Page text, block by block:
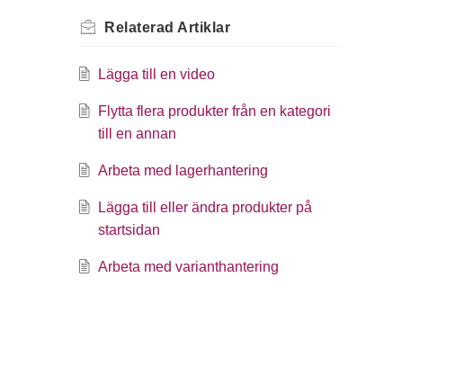
Relaterad Artiklar
Lägga till en video
Flytta flera produkter från en kategori
till en annan
Arbeta med lagerhantering
Lägga till eller ändra produkter på
startsidan
Arbeta med varianthantering